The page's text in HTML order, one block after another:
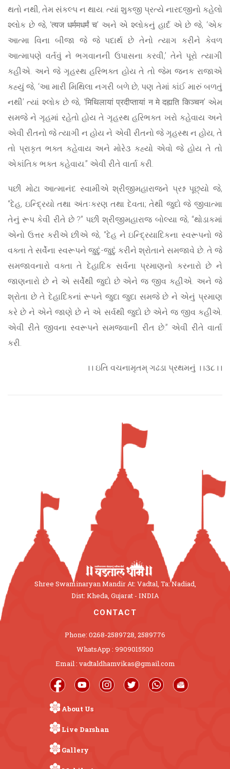
થતો નથી, તેમ સંકલ્પ ન થાય. ત્યાં શુકજી પ્રત્યે નારદજીનો કહેલો
શ્લોક છે જે, ‘त्यज धर्ममधर्मं च’ અને એ શ્લોકનું હાર્દ એ છે જે, ‘એક
આત્મા વિના બીજા જે જે પદાર્થ છે તેનો ત્યાગ કરીને કેવળ
આત્માપણે વર્તવું ને ભગવાનની ઉપાસના કરવી,’ તેને પૂરો ત્યાગી
કહીએ. અને જે ગૃહસ્થ હરિભક્ત હોય તે તો જેમ જનક રાજાએ
કહ્યું જે, ‘આ મારી મિથિલા નગરી બળે છે, પણ તેમાં કાંઈ મારું બળતું
નથી’ ત્યાં શ્લોક છે જે, ‘मिथिलायां प्रदीप्तायां न मे दह्यति किञ्चन’ એમ
સમજે ને ગૃહમાં રહેતો હોય તે ગૃહસ્થ હરિભક્ત ખરો કહેવાય અને
એવી રીતનો જે ત્યાગી ન હોય ને એવી રીતનો જે ગૃહસ્થ ન હોય, તે
તો પ્રાકૃત ભક્ત કહેવાય અને મોરે૩ કહ્યો એવો જે હોય તે તો
એકાંતિક ભક્ત કહેવાય.” એવી રીતે વાર્તા કરી.
પછી મોટા આત્માનંદ સ્વામીએ શ્રીજીમહારાજને પ્રશ્ન પૂછ્યો જે,
“દેહ, ઇન્દ્રિયો તથા અંતઃકરણ તથા દેવતા; તેથી જુદો જે જીવાત્મા
તેનું રૂપ કેવી રીતે છે ?” પછી શ્રીજીમહારાજ બોલ્યા જે, “થોડાકમાં
એનો ઉત્તર કરીએ છીએ જે, “દેહ ને ઇન્દ્રિયાદિકના સ્વરૂપનો જે
વક્તા તે સર્વેના સ્વરૂપને જુદું-જુદું કરીને શ્રોતાને સમજાવે છે. તે જે
સમજાવનારો વક્તા તે દેહાદિક સર્વના પ્રમાણનો કરનારો છે ને
જાણનારો છે ને એ સર્વેથી જુદો છે એને જ જીવ કહીએ. અને જે
શ્રોતા છે તે દેહાદિકનાં રૂપને જુદા જુદા સમજે છે ને એનું પ્રમાણ
કરે છે ને એને જાણે છે ને એ સર્વથી જુદો છે એને જ જીવ કહીએ.
એવી રીતે જીવના સ્વરૂપને સમજવાની રીત છે.” એવી રીતે વાર્તા
કરી.
।। ઇતિ વચનામૃતમ્ ગઢડા પ્રથમનું ।।૩૮।।
Shree Swaminaryan Mandir At: Vadtal, Ta: Nadiad,
Dist: Kheda, Gujarat - INDIA
CONTACT
Phone: 0268-2589728, 2589776
WhatsApp : 9909015500
Email : vadtaldhamvikas@gmail.com
About Us
Live Darshan
Gallery